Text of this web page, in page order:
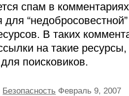
спам в
для
В таких
на такие
поисковиков.
Безопасность Февраль 9, 2007